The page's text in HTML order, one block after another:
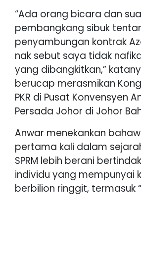
“Ada orang bicara dan
pembangkang sibuk
penyambungan kontrak
nak sebut saya tidak
yang dibangkitkan,”
berucap merasmikan
PKR di Pusat Konvensyen
Persada Johor di Johor
Anwar menekankan
pertama kali dalam
SPRM lebih berani
individu yang mempunyai
berbilion ringgit, termasuk